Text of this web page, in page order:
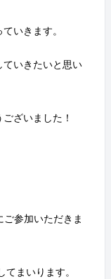
いきます。
ていきたいと思い
ざいました！
ご参加いただきま
てまいります。